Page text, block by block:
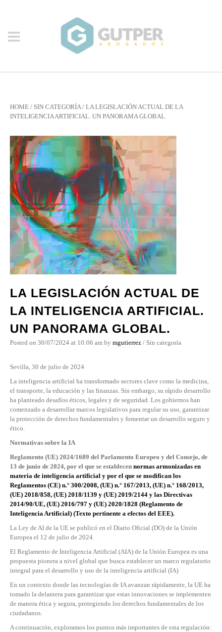
HOME / SIN CATEGORÍA / LA LEGISLACIÓN ACTUAL DE LA
INTELIGENCIA ARTIFICIAL. UN PANORAMA GLOBAL.
LA LEGISLACIÓN ACTUAL DE
LA INTELIGENCIA ARTIFICIAL.
UN PANORAMA GLOBAL.
Posted on 30/07/2024 at 10:06 am by mgutierrez / Sin categoría
Sevilla, 30 de julio de 2024
La inteligencia artificial ha transformado sectores clave como la medicina,
el transporte, la educación y las finanzas. Sin embargo, su rápido desarrollo
ha planteado desafíos éticos, legales y de seguridad. Los gobiernos han
comenzado a desarrollar marcos legislativos para regular su uso, garantizar
la protección de derechos fundamentales y fomentar un desarrollo seguro y
ético.
Normativas sobre la IA
Reglamento (UE) 2024/1689 del Parlamento Europeo y del Consejo, de
13 de junio de 2024, por el que se establecen normas armonizadas en
materia de inteligencia artificial y por el que se modifican los
Reglamentos (CE) n.° 300/2008, (UE) n.° 167/2013, (UE) n.° 168/2013,
(UE) 2018/858, (UE) 2018/1139 y (UE) 2019/2144 y las Directivas
2014/90/UE, (UE) 2016/797 y (UE) 2020/1828 (Reglamento de
Inteligencia Artificial) (Texto pertinente a efectos del EEE).
La Ley de AI de la UE se publicó en el Diario Oficial (DO) de la Unión
Europea el 12 de julio de 2024.
El Reglamento de Inteligencia Artificial (AIA) de la Unión Europea es una
propuesta pionera a nivel global que busca establecer un marco regulatorio
integral para el desarrollo y uso de la inteligencia artificial (IA)
En un contexto donde las tecnologías de IA avanzan rápidamente, la UE ha
tomado la delantera para garantizar que estas innovaciones se implementen
de manera ética y segura, protegiendo los derechos fundamentales de los
ciudadanos.
A continuación, exploramos los puntos más importantes de esta regulación: